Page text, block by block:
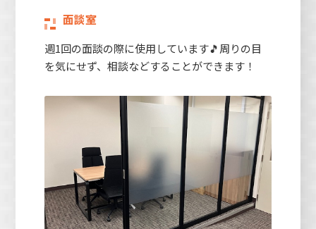
面談室
週1回の面談の際に使用しています🎵周りの目
を気にせず、相談などすることができます！